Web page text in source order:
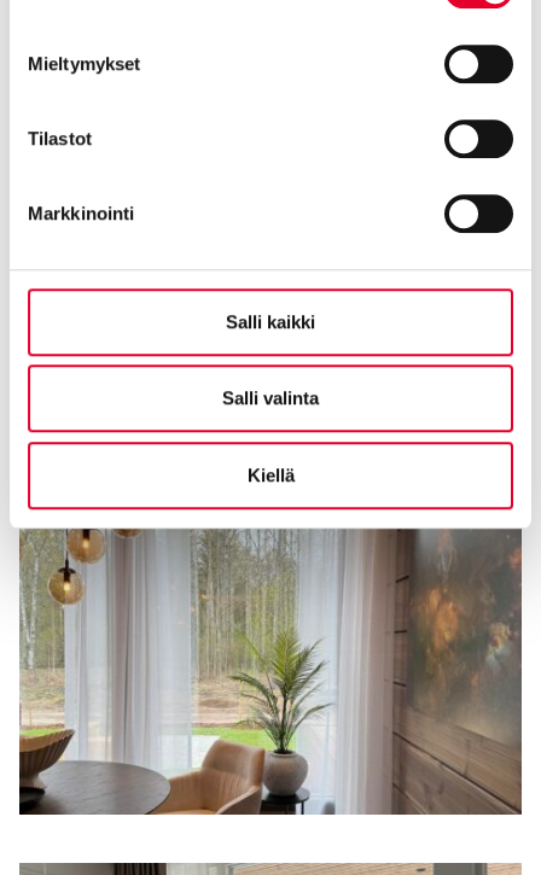
Mieltymykset
Tilastot
Markkinointi
Salli kaikki
Salli valinta
Kiellä